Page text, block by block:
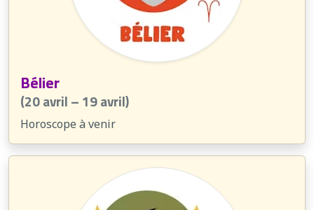
Bélier
(20 avril – 19 avril)
Horoscope à venir